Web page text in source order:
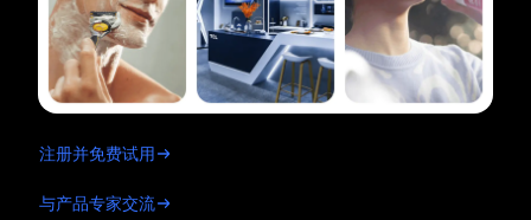
注册并免费试用
与产品专家交流